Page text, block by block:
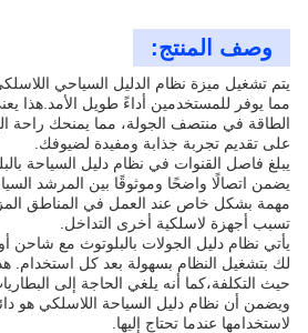
وصف المنتج:
يتم تشغيل ميزة نظام الدليل السياحي
مما يوفر للمستخدمين أداءً طويل الأمد.هذا
الطاقة في منتصف الجولة، مما يمنحك راحة
على تقديم تجربة جذابة ومفيدة لضيوفك.
يضمن اتصالًا واضحًا وموثوقًا بين المرشد
مهمة بشكل خاص عند العمل في المناطق
تسبب أجهزة لاسلكية أخرى التداخل.
يأتي نظام دليل الجولات بالبلوتوث مع
لك بتشغيل النظام بسهولة بعد كل استخدام.
حيث التكلفة،كما أنه يلغي الحاجة إلى
ويضمن أن نظام دليل السياحة اللاسلكي هو
لاستخدامها عندما تحتاج إليها.